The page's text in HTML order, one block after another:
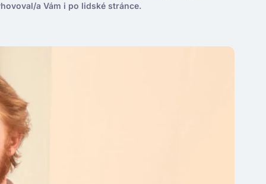
a Vám i po lidské stránce.